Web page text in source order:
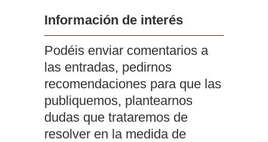
Información de interés
Podéis enviar comentarios a
las entradas, pedirnos
recomendaciones para que las
publiquemos, plantearnos
dudas que trataremos de
resolver en la medida de